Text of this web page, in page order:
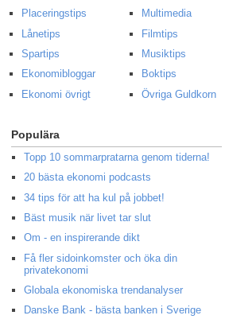
Placeringstips
Lånetips
Spartips
Ekonomibloggar
Ekonomi övrigt
Multimedia
Filmtips
Musiktips
Boktips
Övriga Guldkorn
Populära
Topp 10 sommarpratarna genom tiderna!
20 bästa ekonomi podcasts
34 tips för att ha kul på jobbet!
Bäst musik när livet tar slut
Om - en inspirerande dikt
Få fler sidoinkomster och öka din
privatekonomi
Globala ekonomiska trendanalyser
Danske Bank - bästa banken i Sverige